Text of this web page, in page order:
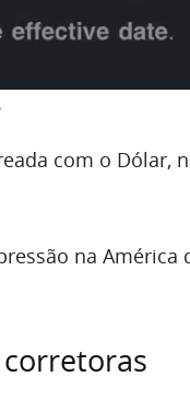
com o Dólar,
na América